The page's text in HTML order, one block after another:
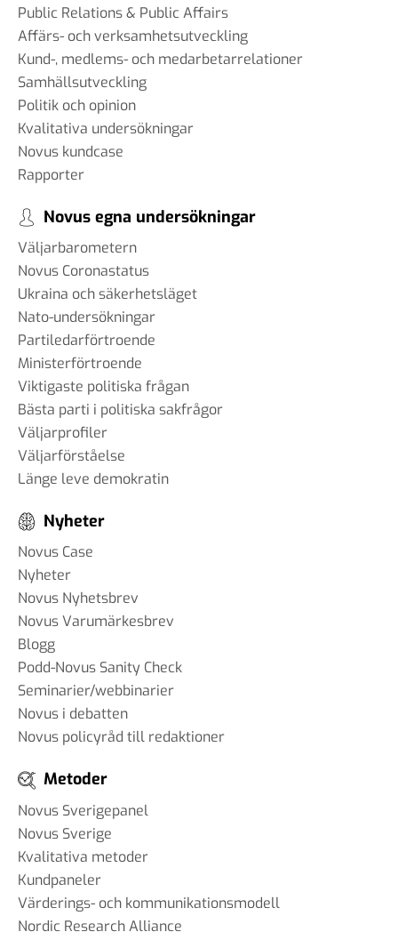
Public Relations & Public Affairs
Affärs- och verksamhetsutveckling
Kund-, medlems- och medarbetarrelationer
Samhällsutveckling
Politik och opinion
Kvalitativa undersökningar
Novus kundcase
Rapporter
Novus egna undersökningar
Väljarbarometern
Novus Coronastatus
Ukraina och säkerhetsläget
Nato-undersökningar
Partiledarförtroende
Ministerförtroende
Viktigaste politiska frågan
Bästa parti i politiska sakfrågor
Väljarprofiler
Väljarförståelse
Länge leve demokratin
Nyheter
Novus Case
Nyheter
Novus Nyhetsbrev
Novus Varumärkesbrev
Blogg
Podd-Novus Sanity Check
Seminarier/webbinarier
Novus i debatten
Novus policyråd till redaktioner
Metoder
Novus Sverigepanel
Novus Sverige
Kvalitativa metoder
Kundpaneler
Värderings- och kommunikationsmodell
Nordic Research Alliance